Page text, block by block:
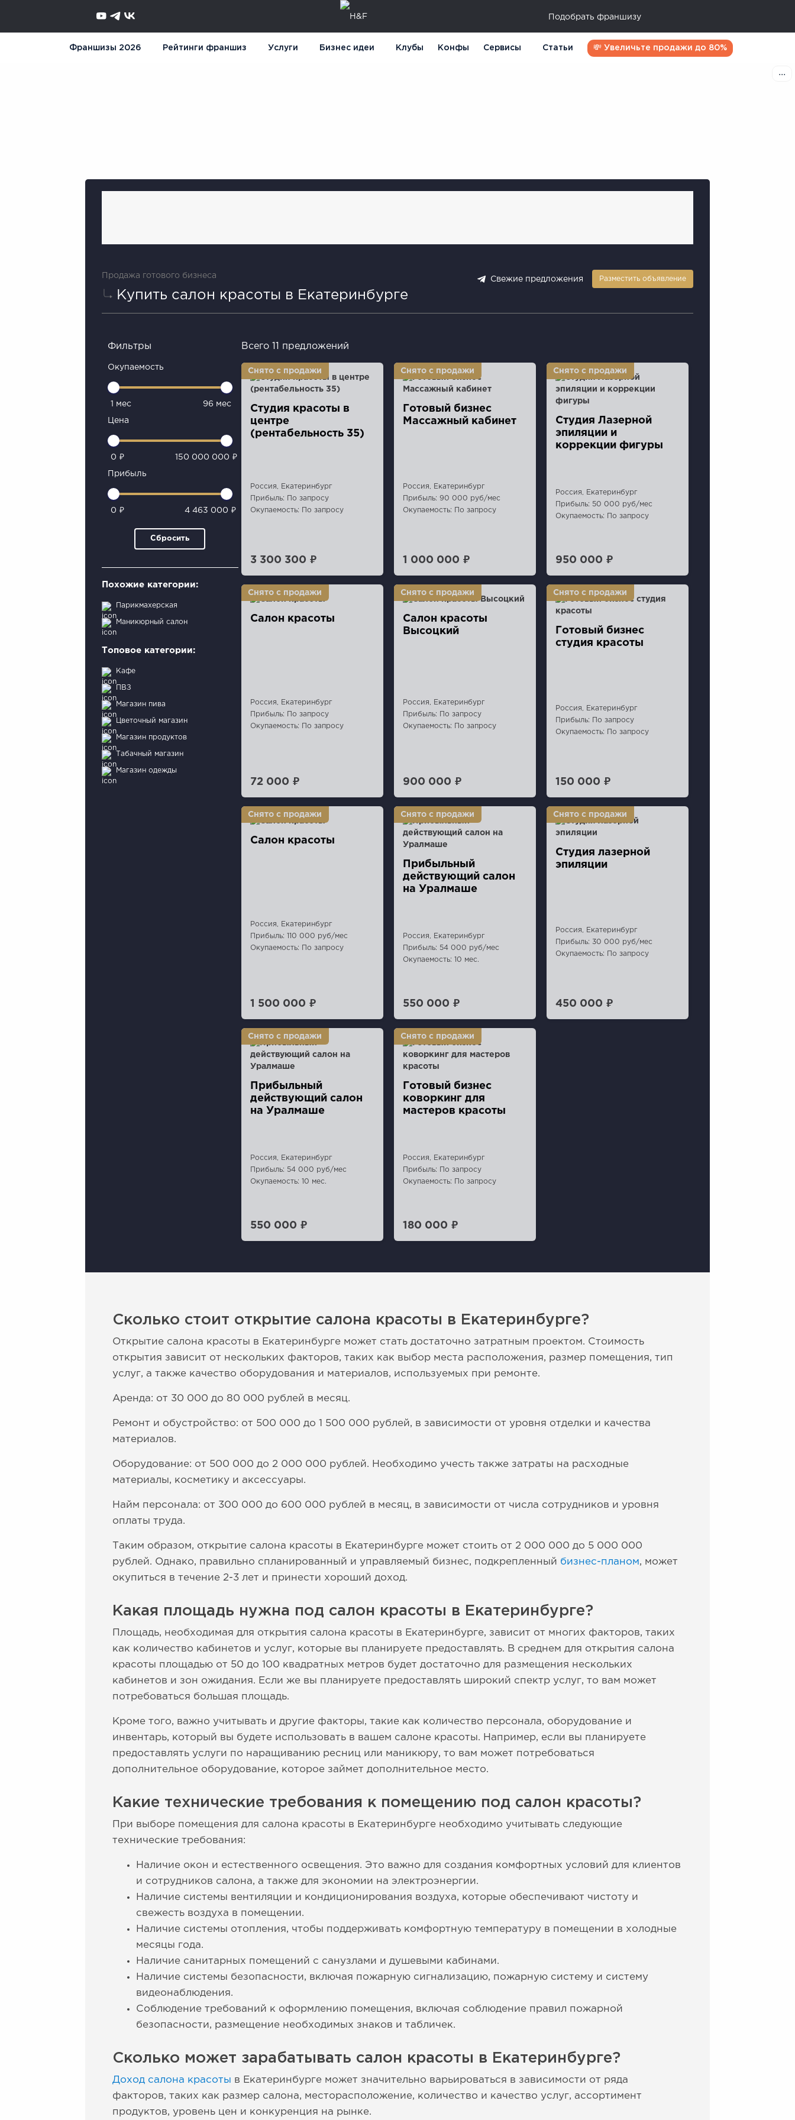
Подобрать франшизу
Франшизы 2026 Рейтинги франшиз Услуги Бизнес идеи Клубы Конфы Сервисы Статьи 💸 Увеличьте продажи до 80%
Продажа готового бизнеса
Купить салон красоты в Екатеринбурге
Свежие предложения Разместить объявление
Фильтры
Окупаемость
1 мес 96 мес
Цена
0 ₽ 150 000 000 ₽
Прибыль
0 ₽ 4 463 000 ₽
Сбросить
Похожие категории:
Парикмахерская
Маникюрный салон
Топовое категории:
Кафе
ПВЗ
Магазин пива
Цветочный магазин
Магазин продуктов
Табачный магазин
Магазин одежды
Всего 11 предложений
Студия красоты в
центре
(рентабельность 35)
Россия, Екатеринбург
Прибыль: По запросу
Окупаемость: По запросу
3 300 300 ₽
Готовый бизнес
Массажный кабинет
Россия, Екатеринбург
Прибыль: 90 000 руб/мес
Окупаемость: По запросу
1 000 000 ₽
Студия Лазерной
эпиляции и
коррекции фигуры
Россия, Екатеринбург
Прибыль: 50 000 руб/мес
Окупаемость: По запросу
950 000 ₽
Салон красоты
Россия, Екатеринбург
Прибыль: По запросу
Окупаемость: По запросу
72 000 ₽
Салон красоты
Высоцкий
Россия, Екатеринбург
Прибыль: По запросу
Окупаемость: По запросу
900 000 ₽
Готовый бизнес
студия красоты
Россия, Екатеринбург
Прибыль: По запросу
Окупаемость: По запросу
150 000 ₽
Салон красоты
Россия, Екатеринбург
Прибыль: 110 000 руб/мес
Окупаемость: По запросу
1 500 000 ₽
Прибыльный
действующий салон
на Уралмаше
Россия, Екатеринбург
Прибыль: 54 000 руб/мес
Окупаемость: 10 мес.
550 000 ₽
Студия лазерной
эпиляции
Россия, Екатеринбург
Прибыль: 30 000 руб/мес
Окупаемость: По запросу
450 000 ₽
Прибыльный
действующий салон
на Уралмаше
Россия, Екатеринбург
Прибыль: 54 000 руб/мес
Окупаемость: 10 мес.
550 000 ₽
Готовый бизнес
коворкинг для
мастеров красоты
Россия, Екатеринбург
Прибыль: По запросу
Окупаемость: По запросу
180 000 ₽
Сколько стоит открытие салона красоты в Екатеринбурге?
Открытие салона красоты в Екатеринбурге может стать достаточно затратным проектом. Стоимость
открытия зависит от нескольких факторов, таких как выбор места расположения, размер помещения, тип
услуг, а также качество оборудования и материалов, используемых при ремонте.
Аренда: от 30 000 до 80 000 рублей в месяц.
Ремонт и обустройство: от 500 000 до 1 500 000 рублей, в зависимости от уровня отделки и качества
материалов.
Оборудование: от 500 000 до 2 000 000 рублей. Необходимо учесть также затраты на расходные
материалы, косметику и аксессуары.
Найм персонала: от 300 000 до 600 000 рублей в месяц, в зависимости от числа сотрудников и уровня
оплаты труда.
Таким образом, открытие салона красоты в Екатеринбурге может стоить от 2 000 000 до 5 000 000
рублей. Однако, правильно спланированный и управляемый бизнес, подкрепленный бизнес-планом, может
окупиться в течение 2-3 лет и принести хороший доход.
Какая площадь нужна под салон красоты в Екатеринбурге?
Площадь, необходимая для открытия салона красоты в Екатеринбурге, зависит от многих факторов, таких
как количество кабинетов и услуг, которые вы планируете предоставлять. В среднем для открытия салона
красоты площадью от 50 до 100 квадратных метров будет достаточно для размещения нескольких
кабинетов и зон ожидания. Если же вы планируете предоставлять широкий спектр услуг, то вам может
потребоваться большая площадь.
Кроме того, важно учитывать и другие факторы, такие как количество персонала, оборудование и
инвентарь, который вы будете использовать в вашем салоне красоты. Например, если вы планируете
предоставлять услуги по наращиванию ресниц или маникюру, то вам может потребоваться
дополнительное оборудование, которое займет дополнительное место.
Какие технические требования к помещению под салон красоты?
При выборе помещения для салона красоты в Екатеринбурге необходимо учитывать следующие
технические требования:
Наличие окон и естественного освещения. Это важно для создания комфортных условий для клиентов
и сотрудников салона, а также для экономии на электроэнергии.
Наличие системы вентиляции и кондиционирования воздуха, которые обеспечивают чистоту и
свежесть воздуха в помещении.
Наличие системы отопления, чтобы поддерживать комфортную температуру в помещении в холодные
месяцы года.
Наличие санитарных помещений с санузлами и душевыми кабинами.
Наличие системы безопасности, включая пожарную сигнализацию, пожарную систему и систему
видеонаблюдения.
Соблюдение требований к оформлению помещения, включая соблюдение правил пожарной
безопасности, размещение необходимых знаков и табличек.
Сколько может зарабатывать салон красоты в Екатеринбурге?
Доход салона красоты в Екатеринбурге может значительно варьироваться в зависимости от ряда
факторов, таких как размер салона, месторасположение, количество и качество услуг, ассортимент
продуктов, уровень цен и конкуренция на рынке.